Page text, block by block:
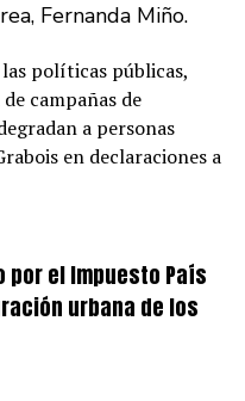
Fernanda Miño.
las políticas públicas,
campañas de
a personas
en declaraciones a
por el Impuesto País
urbana de los